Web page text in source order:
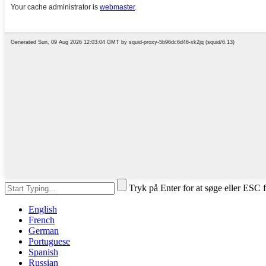
Tryk på Enter for at søge eller ESC
English
French
German
Portuguese
Spanish
Russian